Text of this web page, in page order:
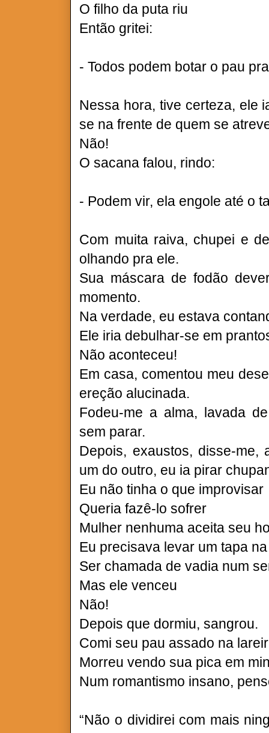
O filho da puta riu
Então gritei:
- Todos podem botar o pau
Nessa hora, tive certeza, ele
se na frente de quem se
Não!
O sacana falou, rindo:
- Podem vir, ela engole até o
Com muita raiva, chupei e
olhando pra ele.
Sua máscara de fodão
momento.
Na verdade, eu estava
Ele iria debulhar-se em
Não aconteceu!
Em casa, comentou meu
ereção alucinada.
Fodeu-me a alma, lavada
sem parar.
Depois, exaustos, disse-me,
um do outro, eu ia pirar
Eu não tinha o que improvisar
Queria fazê-lo sofrer
Mulher nenhuma aceita seu
Eu precisava levar um tapa
Ser chamada de vadia num
Mas ele venceu
Não!
Depois que dormiu, sangrou.
Comi seu pau assado na
Morreu vendo sua pica em
Num romantismo insano,
“Não o dividirei com mais